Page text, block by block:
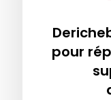
pour